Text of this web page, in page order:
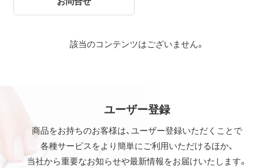
該当のコンテンツはございません。
ユーザー登録
商品をお持ちのお客様は、ユーザー登録いただくことで
各種サービスをより簡単にご利用いただけるほか、
当社から重要なお知らせや最新情報をお届けいたします。